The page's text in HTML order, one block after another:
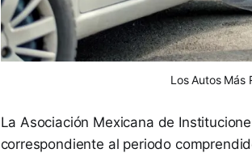
Los Autos Más
La Asociación Mexicana de
correspondiente al periodo